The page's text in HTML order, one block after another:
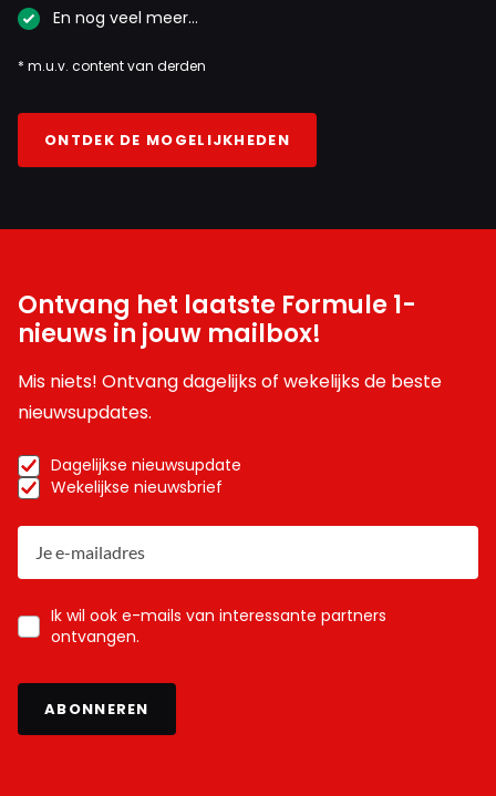
En nog veel meer…
* m.u.v. content van derden
ONTDEK DE MOGELIJKHEDEN
Ontvang het laatste Formule 1-
nieuws in jouw mailbox!
Mis niets! Ontvang dagelijks of wekelijks de beste
nieuwsupdates.
Dagelijkse nieuwsupdate
Wekelijkse nieuwsbrief
Ik wil ook e-mails van interessante partners
ontvangen.
ABONNEREN